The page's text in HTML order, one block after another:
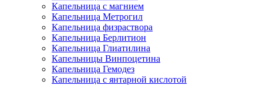
Капельница с магнием
Капельница Метрогил
Капельница физраствора
Капельница Берлитион
Капельница Глиатилина
Капельницы Винпоцетина
Капельница Гемодез
Капельница с янтарной кислотой